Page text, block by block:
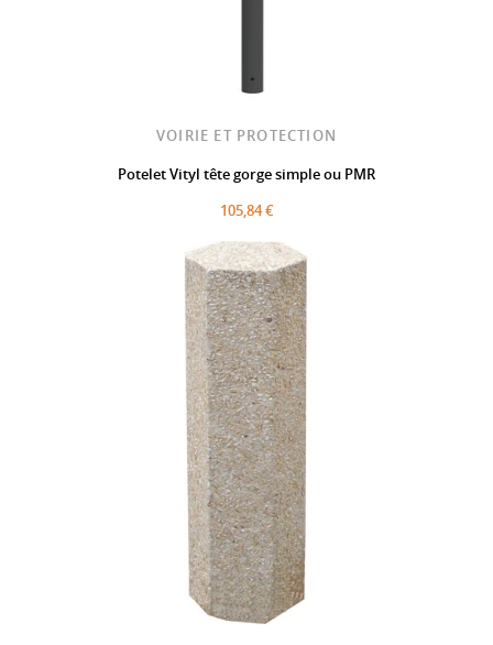
VOIRIE ET PROTECTION
Potelet Vityl tête gorge simple ou PMR
105,84 €